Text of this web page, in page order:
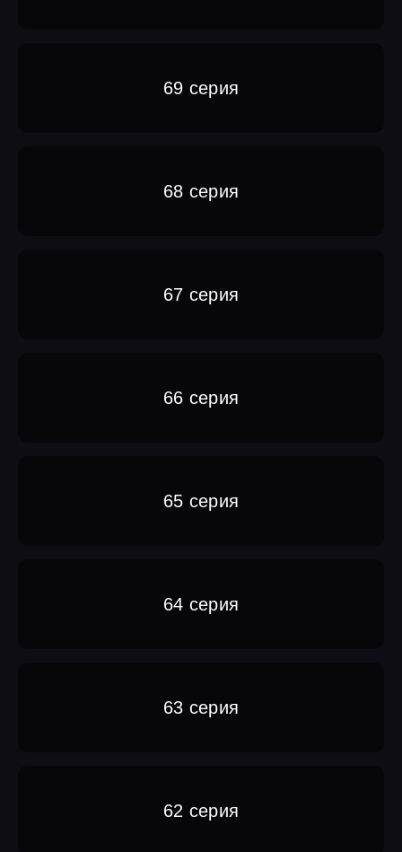
69 серия
68 серия
67 серия
66 серия
65 серия
64 серия
63 серия
62 серия